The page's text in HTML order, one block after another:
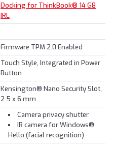
Docking for ThinkBook® 14 G8
IRL
Firmware TPM 2.0 Enabled
Touch Style, Integrated in Power
Button
Kensington® Nano Security Slot,
2.5 x 6 mm
Camera privacy shutter
IR camera for Windows®
Hello (facial recognition)